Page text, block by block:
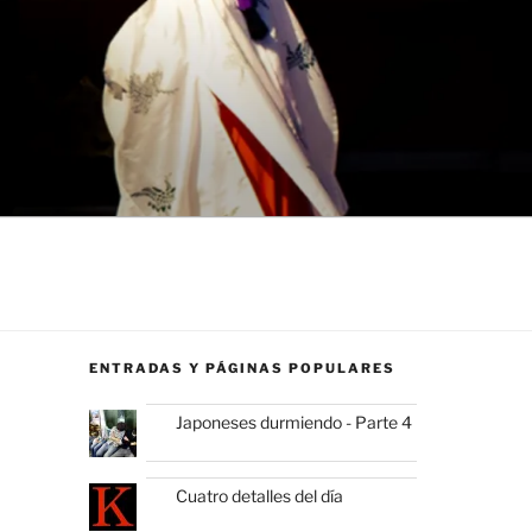
ENTRADAS Y PÁGINAS POPULARES
Japoneses durmiendo - Parte 4
Cuatro detalles del día